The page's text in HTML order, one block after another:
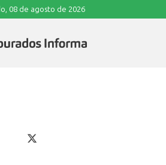
08 de agosto de 2026